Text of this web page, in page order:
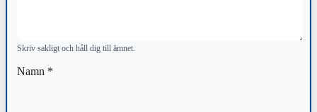
Skriv sakligt och håll dig till ämnet.
Namn *